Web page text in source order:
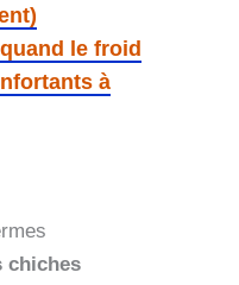
le froid
à
chiches